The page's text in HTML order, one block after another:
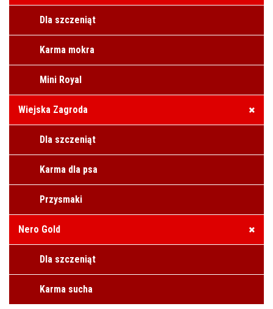
Dla szczeniąt
Karma mokra
Mini Royal
Wiejska Zagroda
Dla szczeniąt
Karma dla psa
Przysmaki
Nero Gold
Dla szczeniąt
Karma sucha